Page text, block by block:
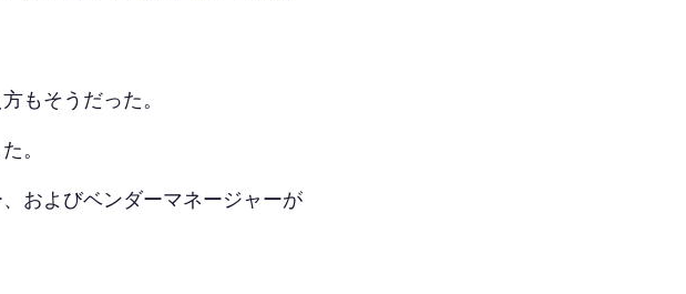
もそうだった。
。
およびベンダーマネージャーが